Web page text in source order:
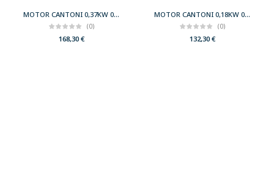
MOTOR CANTONI 0,37KW 0,50CV 3000 B34 T71 230/400 IE2
(0)
168,30€
MOTOR CANTONI 0,18KW 0,25CV 3000 B35 T63 230/400 IE2
(0)
132,30€